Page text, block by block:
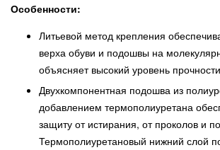
Особенности:
Литьевой метод крепления
верха обуви и подошвы на
объясняет высокий уровень
Двухкомпонентная подошва из
добавлением термополиуретана
защиту от истирания, от проколов и
Термополиуретановый нижний слой